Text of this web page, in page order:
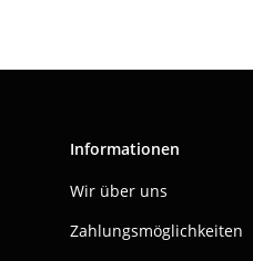
Informationen
Wir über uns
Zahlungsmöglichkeiten